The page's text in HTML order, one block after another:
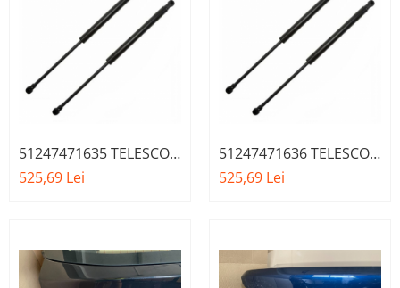
51247471635 TELESCOP
HAYON BMW X2 F39
525,69 Lei
51247471636 TELESCOP
HAYON BMWX2 F39
525,69 Lei